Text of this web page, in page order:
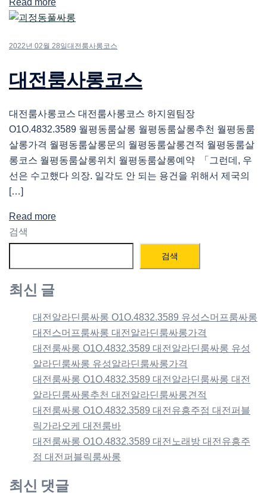
Read more
2022년 02월 28일 대전룸사롱코스
대전룸사롱코스
대전룸사롱코스 대전룸사롱코스 하지원팀장
O1O.4832.3589 월평동룸살롱 월평동룸살롱추천 월평동룸
살롱가격 월평동룸살롱문의 월평동룸살롱견적 월평동룸살
롱코스 월평동룸살롱위치 월평동룸살롱예약 「그런데, 우
선은 수고했다 의장. 일각도 안 되는 용건을 위해서 제국의
[…]
Read more
검색
검색
최신 글
대전알라딘룸싸롱 O1O.4832.3589 유성스머프룸싸롱
대전스머프룸싸롱 대전알라딘룸싸롱가격
대전룸싸롱 O1O.4832.3589 대전알라딘룸싸롱 유성
알라딘룸싸롱 유성알라딘룸싸롱가격
대전룸싸롱 O1O.4832.3589 대전알라딘룸싸롱 대전
알라딘룸싸롱추천 대전알라딘룸싸롱견적
대전룸싸롱 O1O.4832.3589 대전유흥주점 대전퍼블
릭가라오케 대전룸바
대전룸싸롱 O1O.4832.3589 대전노래방 대전유흥주
점 대전퍼블릭룸싸롱
최신 댓글